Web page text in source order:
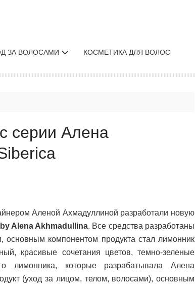
ЗА ВОЛОСАМИ КОСМЕТИКА ДЛЯ ВОЛОС
серии Алена
Аленой Ахмадуллиной разработали новую
Alena Akhmadullina. Все средства разработаны
основным компонентом продукта стал лимонник
красивые сочетания цветов, темно-зеленые
лимонника, которые разрабатывала Алена
(уход за лицом, телом, волосами), основным